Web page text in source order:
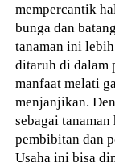
mempercantik
bunga dan
tanaman ini
ditaruh di dalam
manfaat melati
menjanjikan.
sebagai
pembibitan dan
Usaha ini bisa